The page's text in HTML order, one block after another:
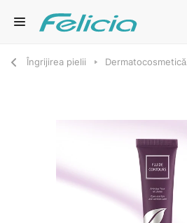
Îngrijirea pielii Dermatocosmetică